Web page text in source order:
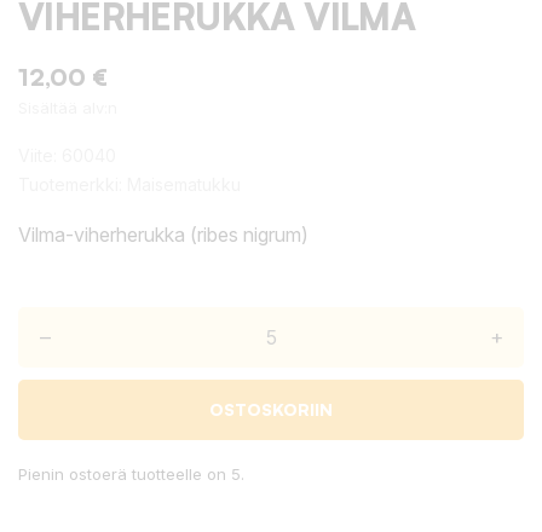
VIHERHERUKKA VILMA
12,00 €
Vilma-viherherukka (ribes nigrum)
– +
OSTOSKORIIN
Pienin ostoerä tuotteelle on 5.